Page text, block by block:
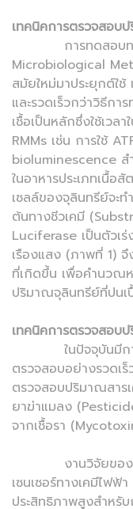
เทคนิคการตรวจสอบ
การทดสอบทางจุ
Microbiological
สมัยใหม่มาประยุกต์ใ
และรวดเร็วกว่าวิธีกา
เชื้อเป็นหลักซึ่งใช้เวล
RMMs เช่น การใช้
bioluminescence ส
ในอาหารประเภทเนื้อ
เซลล์ของจุลินทรีย์จะ
ต้นทางชีวเคมี
Luciferase เป็นตัวเ
เรืองแสง (ภาพที่ 1)
ที่เกิดขึ้น เพื่อคำนวณ
ปริมาณจุลินทรีย์ที่ปนเ
เทคนิคการตรวจสอบ
ในปัจจุบันมีการศึ
ตรวจสอบอย่างรวดเร็
ตรวจสอบปริมาณสาร
ยาฆ่าแมลง
จากเชื้อรา
งานวิจัยของ
เซนเซอร์ทางเคมีไฟ
ประสิทธิภาพสูงสำหรั